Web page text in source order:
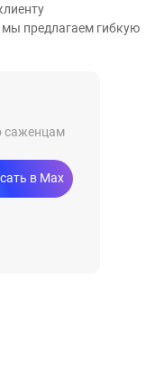
предлагаем гибкую
саженцам
в Max